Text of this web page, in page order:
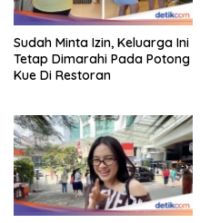
Sudah Minta Izin, Keluarga Ini
Tetap Dimarahi Pada Potong
Kue Di Restoran